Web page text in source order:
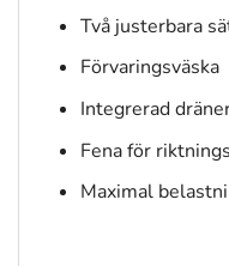
Två justerbara
Förvaringsväska
Integrerad
Fena för
Maximal